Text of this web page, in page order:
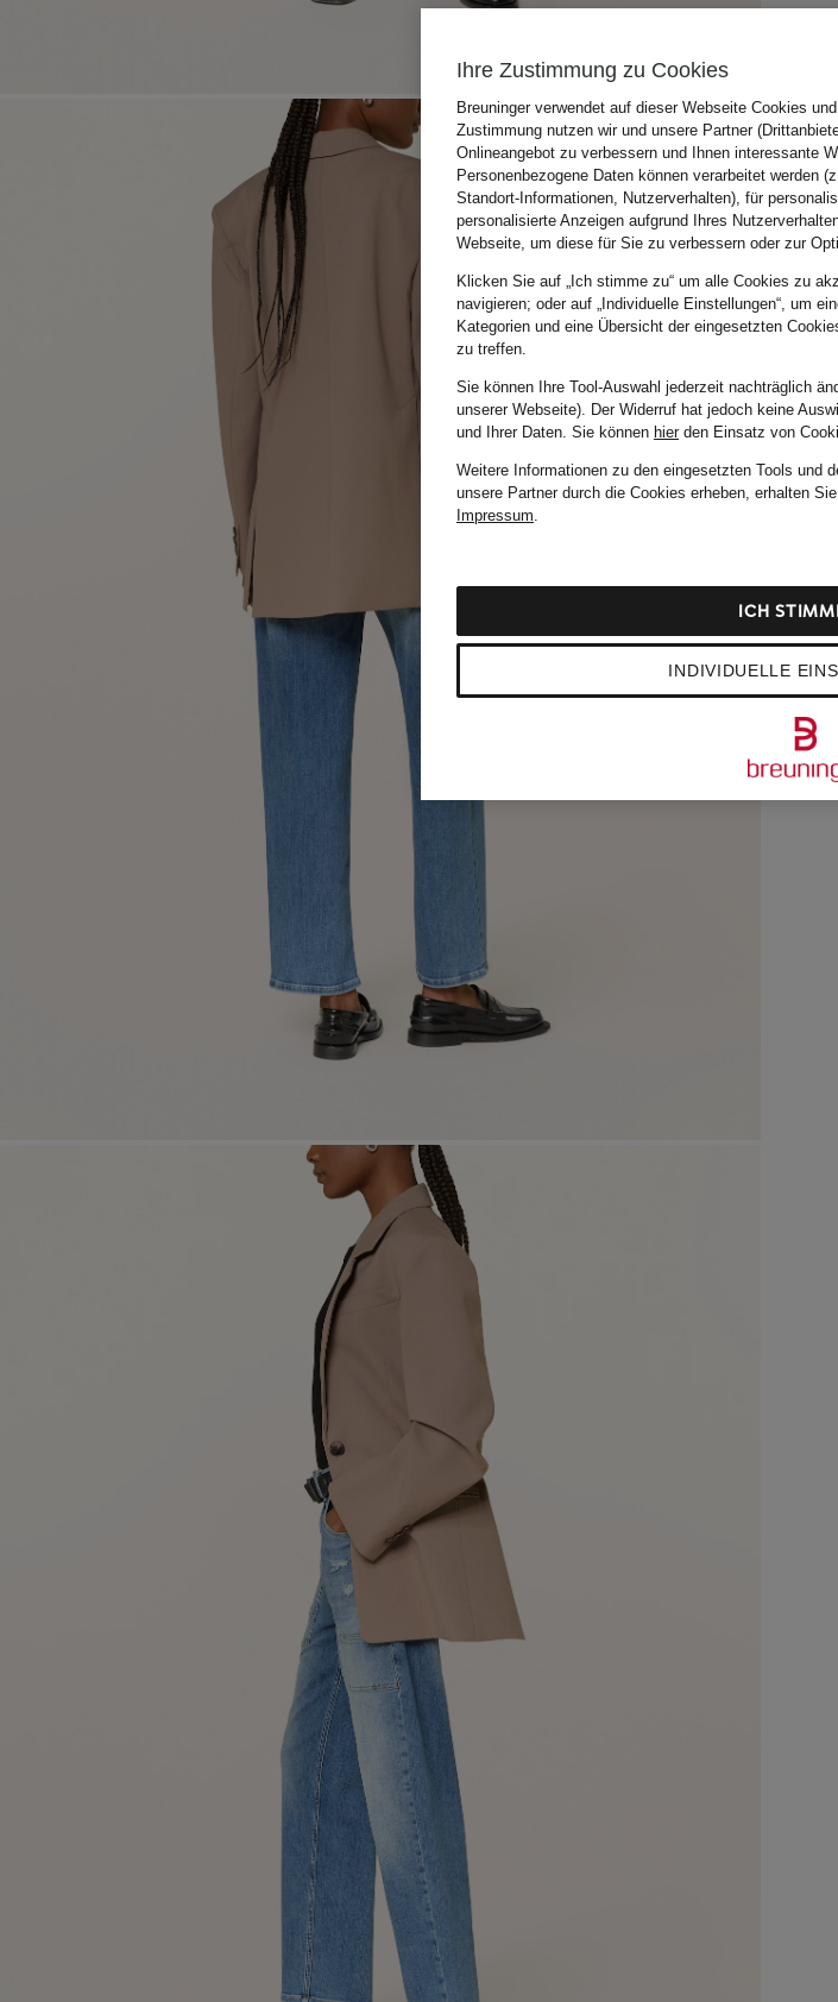
Ihre Zustimmung zu Cookies
Breuninger verwendet auf dieser Webseite Cookies
Zustimmung nutzen wir und unsere Partner
Onlineangebot zu verbessern und Ihnen interessante
Personenbezogene Daten können verarbeitet werden
Standort-Informationen, Nutzerverhalten), für
personalisierte Anzeigen aufgrund Ihres
Webseite, um diese für Sie zu verbessern oder zur
Klicken Sie auf „Ich stimme zu“ um alle Cookies zu
navigieren; oder auf „Individuelle Einstellungen“, um
Kategorien und eine Übersicht der eingesetzten
zu treffen.
Sie können Ihre Tool-Auswahl jederzeit nachträglich
unserer Webseite). Der Widerruf hat jedoch keine
und Ihrer Daten. Sie können hierden Einsatz von
Weitere Informationen zu den eingesetzten Tools und
unsere Partner durch die Cookies erheben, erhalten
Impressum.
INDIVIDUELLE
ICH